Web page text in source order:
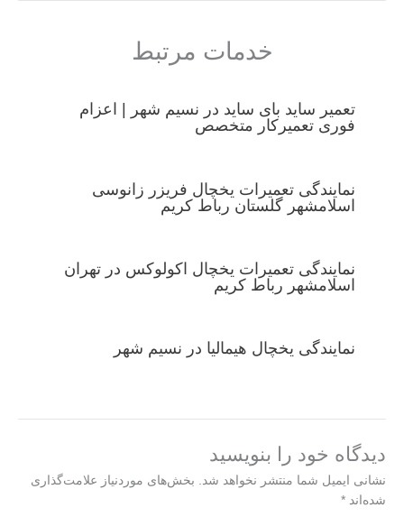
خدمات مرتبط
تعمیر ساید بای ساید در نسیم شهر | اعزام
فوری تعمیرکار متخصص
نمایندگی تعمیرات یخچال فریزر زانوسی
اسلامشهر گلستان رباط کریم
نمایندگی تعمیرات یخچال اکولوکس در تهران
اسلامشهر رباط کریم
نمایندگی یخچال هیمالیا در نسیم شهر
دیدگاه‌ خود را بنویسید
نشانی ایمیل شما منتشر نخواهد شد. بخش‌های موردنیاز علامت‌گذاری
شده‌اند *